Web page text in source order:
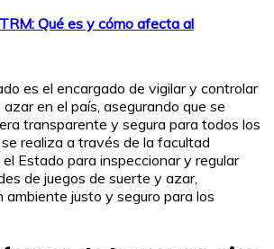
Qué es y cómo afecta al
es el encargado de vigilar y controlar
en el país, asegurando que se
transparente y segura para todos los
realiza a través de la facultad
Estado para inspeccionar y regular
de juegos de suerte y azar,
ambiente justo y seguro para los